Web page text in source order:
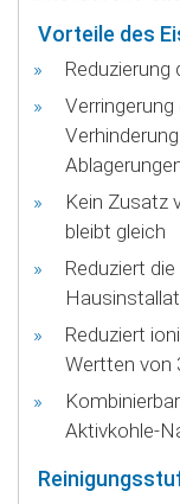
Vorteile des
Kein Zusatz
bleibt gleich
Reduziert
Reduziert
Wertten von
Aktivkohle-